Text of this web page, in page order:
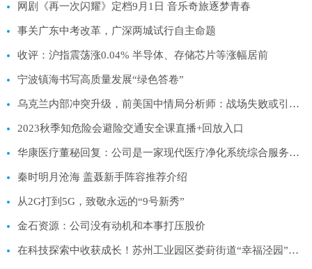
网剧《再一次闪耀》定档9月1日 音乐奇旅逐梦青春
事关广东中考改革，广深两城试行自主命题
收评：沪指震荡涨0.04% 半导体、存储芯片等涨幅居前
宁波镇海书写高质量发展“绿色答卷”
乌克兰内部冲突升级，前美国中情局分析师：战场失败或引发政变
2023秋季知危险会避险交通安全课直播+回放入口
华康医疗董秘回复：公司是一家现代医疗净化系统综合服务商，致力于解决医疗感染问题
秦时明月沧海 盖聂新手阵容推荐介绍
从2G打到5G，致敬永远的“9号新秀”
金石资源：公司没有动机和本事打压股价
在科技探索中收获成长！苏州工业园区娄葑街道“幸福泾园”暑托班圆满结业